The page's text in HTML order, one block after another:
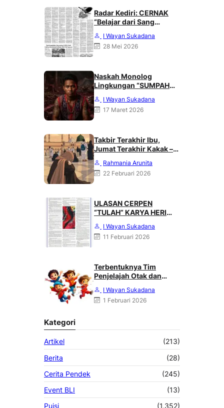
Radar Kediri: CERNAK
“Belajar dari Sang
Haliling
I Wayan Sukadana
28 Mei 2026
Naskah Monolog
Lingkungan “SUMPAH
Karya Heri Haliling
I Wayan Sukadana
17 Maret 2026
Takbir Terakhir Ibu,
Jumat Terakhir Kakak –
Rahmania Arunita
22 Februari 2026
ULASAN CERPEN
“TULAH” KARYA HERI
MERDEKA, MINGGU 08
FEBRUARI 2026
I Wayan Sukadana
11 Februari 2026
Terbentuknya Tim
Penjelajah Otak dan
Haliling
I Wayan Sukadana
1 Februari 2026
Kategori
Artikel
(213)
Berita
(28)
Cerita Pendek
(245)
Event BLI
(13)
Puisi
(1,352)